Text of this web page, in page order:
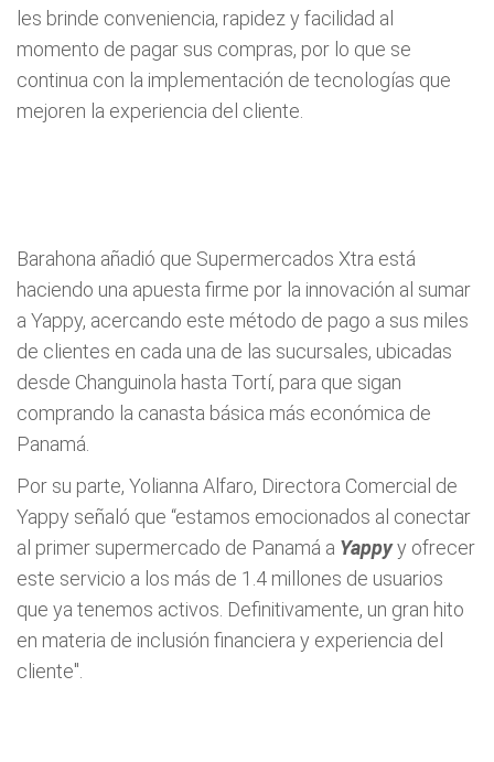
les brinde conveniencia, rapidez y facilidad al
momento de pagar sus compras, por lo que se
continua con la implementación de tecnologías que
mejoren la experiencia del cliente.
Barahona añadió que Supermercados Xtra está
haciendo una apuesta firme por la innovación al sumar
a Yappy, acercando este método de pago a sus miles
de clientes en cada una de las sucursales, ubicadas
desde Changuinola hasta Tortí, para que sigan
comprando la canasta básica más económica de
Panamá.
Por su parte, Yolianna Alfaro, Directora Comercial de
Yappy señaló que “estamos emocionados al conectar
al primer supermercado de Panamá a Yappyy ofrecer
este servicio a los más de 1.4 millones de usuarios
que ya tenemos activos. Definitivamente, un gran hito
en materia de inclusión financiera y experiencia del
cliente".